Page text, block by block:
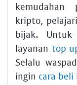
kemudahan
kripto, pelajari
bijak. Untuk
layanan top
Selalu
ingin cara beli